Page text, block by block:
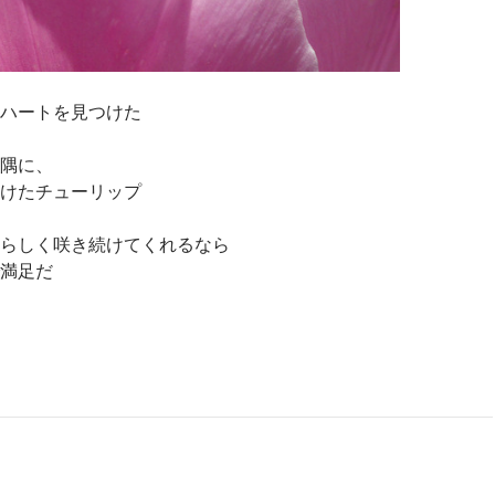
ートを見つけた
に、
たチューリップ
しく咲き続けてくれるなら
足だ